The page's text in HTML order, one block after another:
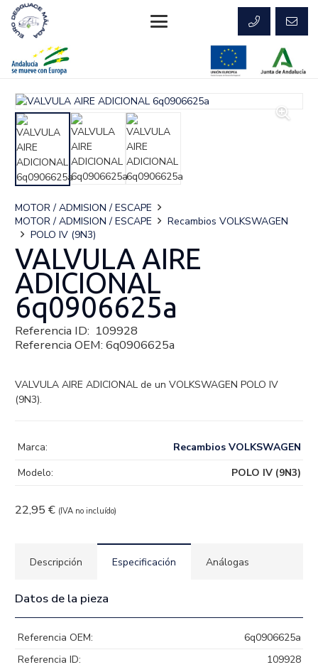
MOTOR / ADMISION / ESCAPE
MOTOR / ADMISION / ESCAPE
Recambios VOLKSWAGEN
POLO IV (9N3)
VALVULA AIRE
ADICIONAL
6q0906625a
Referencia ID: 109928
Referencia OEM: 6q0906625a
VALVULA AIRE ADICIONAL de un VOLKSWAGEN POLO IV
(9N3).
22,95 € (IVA no incluído)
Marca:
Recambios VOLKSWAGEN
Modelo:
POLO IV (9N3)
Descripción Especificación Análogas
Datos de la pieza
Referencia OEM:
6q0906625a
Referencia ID:
109928